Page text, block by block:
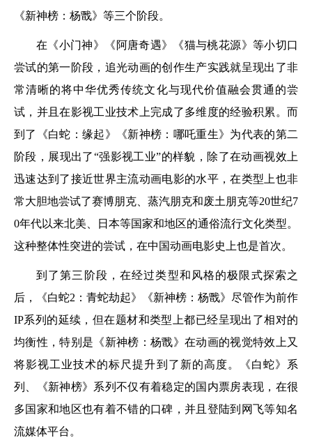
《新神榜：杨戬》等三个阶段。
在《小门神》《阿唐奇遇》《猫与桃花源》等小切口
尝试的第一阶段，追光动画的创作生产实践就呈现出了非
常清晰的将中华优秀传统文化与现代价值融会贯通的尝
试，并且在影视工业技术上完成了多维度的经验积累。而
到了《白蛇：缘起》《新神榜：哪吒重生》为代表的第二
阶段，展现出了“强影视工业”的样貌，除了在动画视效上
迅速达到了接近世界主流动画电影的水平，在类型上也非
常大胆地尝试了赛博朋克、蒸汽朋克和废土朋克等20世纪7
0年代以来北美、日本等国家和地区的通俗流行文化类型。
这种整体性突进的尝试，在中国动画电影史上也是首次。
到了第三阶段，在经过类型和风格的极限式探索之
后，《白蛇2：青蛇劫起》《新神榜：杨戬》尽管作为前作
IP系列的延续，但在题材和类型上都已经呈现出了相对的
均衡性，特别是《新神榜：杨戬》在动画的视觉特效上又
将影视工业技术的标尺提升到了新的高度。《白蛇》系
列、《新神榜》系列不仅有着稳定的国内票房表现，在很
多国家和地区也有着不错的口碑，并且登陆到网飞等知名
流媒体平台。